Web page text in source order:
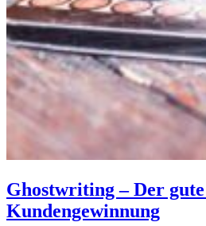
Ghostwriting – Der
Kundengewinnung